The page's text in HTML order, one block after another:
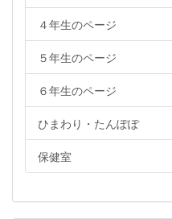
４年生のページ
５年生のページ
６年生のページ
ひまわり・たんぽぽ
保健室